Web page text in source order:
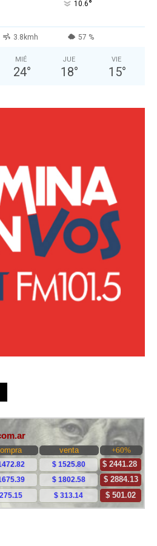
10.6°
3.8kmh 57 %
MIÉ
24°
JUE
18°
VIE
15°